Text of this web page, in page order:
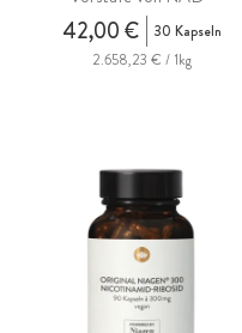
42,00 €
30 Kapseln
2.658,23 € / 1kg